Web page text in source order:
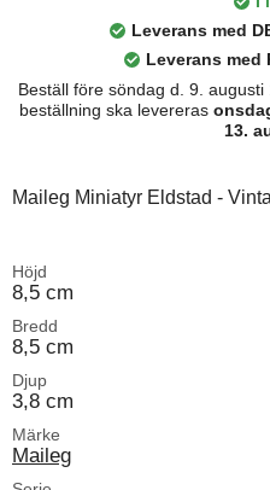
Leverans med
Leverans med
Beställ före söndag d. 9.
beställning ska levereras
13.
Maileg Miniatyr Eldstad -
Höjd
8,5 cm
Bredd
8,5 cm
Djup
3,8 cm
Märke
Maileg